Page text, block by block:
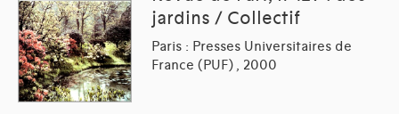
jardins / Collectif
Paris : Presses Universitaires de
France (PUF) , 2000